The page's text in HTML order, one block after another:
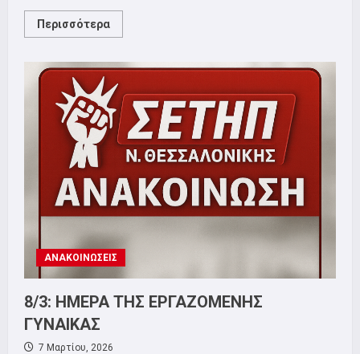
Περισσότερα
more
2ο
σκάκι
Σάββατο
21/3
ΑΝΑΚΟΙΝΩΣΕΙΣ
8/3: ΗΜΕΡΑ ΤΗΣ ΕΡΓΑΖΟΜΕΝΗΣ
ΓΥΝΑΙΚΑΣ
7 Μαρτίου, 2026